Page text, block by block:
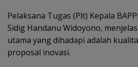
Pelaksana Tugas (Plt) Kepala
Sidig Handanu Widoyono,
utama yang dihadapi adalah
proposal inovasi.